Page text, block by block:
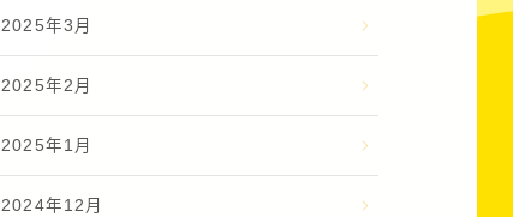
2025年3月
2025年2月
2025年1月
2024年12月